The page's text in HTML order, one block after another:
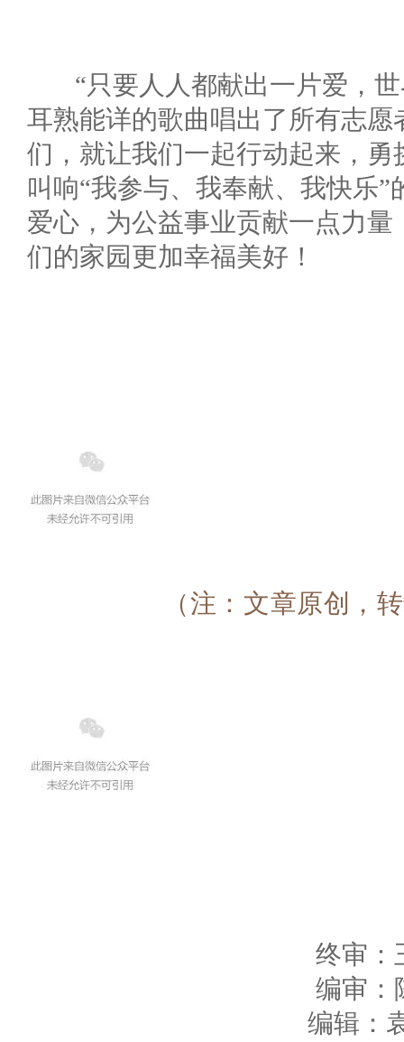
“只要人人都献出一片爱，
耳熟能详的歌曲唱出了所有志
们，就让我们一起行动起来，
叫响“我参与、我奉献、我快乐
爱心，为公益事业贡献一点力
们的家园更加幸福美好！
（注：文章原创，
终审
编审
编辑：袁